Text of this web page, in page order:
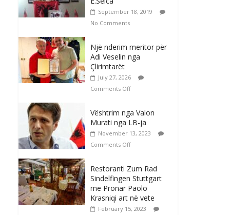
September 18, 2019
No Comments
Një nderim meritor për
Adi Veselin nga
Çlirimtarët
July 27, 2026
Comments Off
Vështrim nga Valon
Murati nga LB-ja
November 13, 2023
Comments Off
Restoranti Zum Rad
Sindelfingen Stuttgart
me Pronar Paolo
Krasniqi art në vete
February 15, 2023